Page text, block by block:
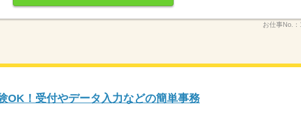
お仕事No.：
OK！受付やデータ入力などの簡単事務